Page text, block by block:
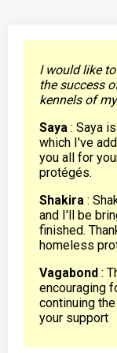
I would like
the success
kennels of
Saya : Saya
which I've
you all for
protégés.
Shakira :
and I'll be
finished.
homeless
Vagabond :
encouraging
continuing
your support